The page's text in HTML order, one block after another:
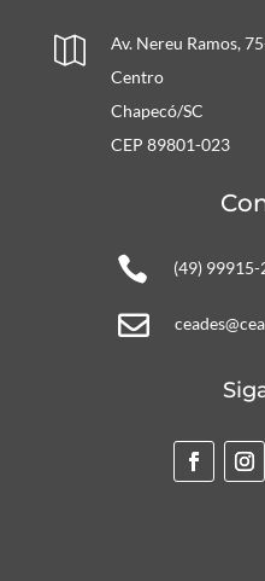

Av. Nereu Ramos,
Centro
Chapecó/SC
CEP 89801-023
 (49) 99915-
